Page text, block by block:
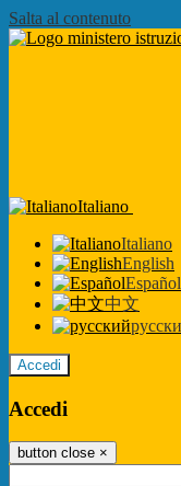
Salta al contenuto
Italiano
Italiano
English
Español
中文
Accedi
Accedi
button close ×